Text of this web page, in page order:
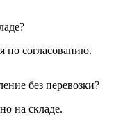
по согласованию.
без перевозки?
на складе.